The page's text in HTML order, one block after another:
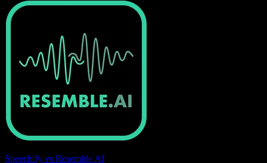
Speechify vs Resemble AI